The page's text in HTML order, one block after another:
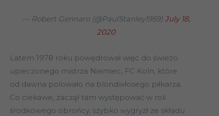
— Robert Gennaro (@PaulStanley1959) July 18,
2020
Latem 1978 roku powędrował więc do świeżo
upieczonego mistrza Niemiec, FC Koln, które
od dawna polowało na blondwłosego piłkarza.
Co ciekawe, zaczął tam występować w roli
środkowego obrońcy, szybko wygryzł ze składu